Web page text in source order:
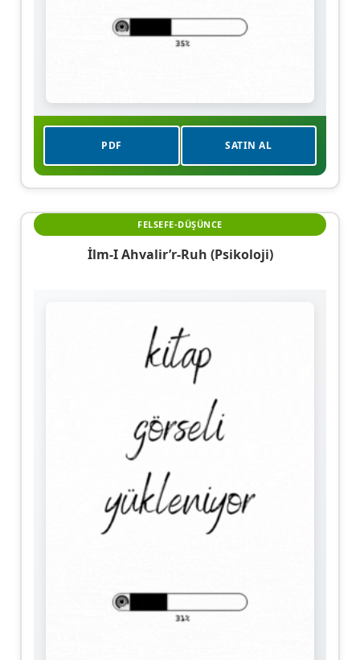
PDF SATIN AL
FELSEFE-DÜŞÜNCE
İlm-I Ahvalir’r-Ruh (Psikoloji)